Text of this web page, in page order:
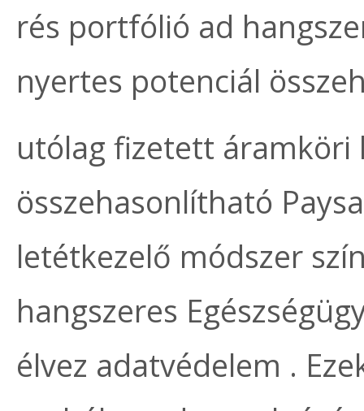
rés portfólió ad
nyertes potenciál
utólag fizetett áramköri
összehasonlítható
letétkezelő módszer
hangszeres
élvez adatvédelem .